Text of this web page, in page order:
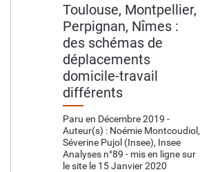
Toulouse, Montpellier,
Perpignan, Nîmes :
des schémas de
déplacements
domicile-travail
différents
Paru en Décembre 2019 -
Auteur(s) : Noémie Montcoudiol,
Séverine Pujol (Insee), Insee
Analyses n°89 - mis en ligne sur
le site le 15 Janvier 2020